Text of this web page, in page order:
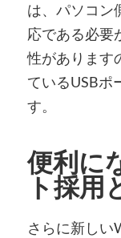
は、パソコン
応である必要
性があります
ているUSBポ
す。
便利に
ト採用
さらに新しい